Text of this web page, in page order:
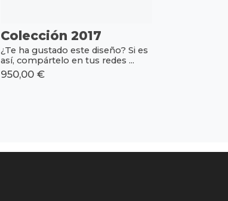
Colección 2017
¿Te ha gustado este diseño? Si es
así, compártelo en tus redes ...
950,00 €